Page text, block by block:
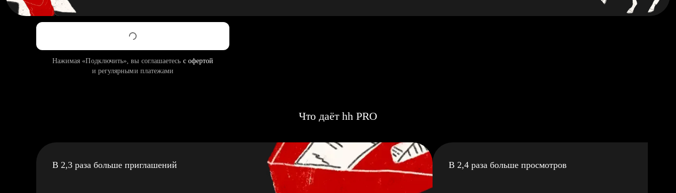
Нажимая «Подключить», вы соглашаетесь с офертой
и регулярными платежами
Что даёт hh PRO
В 2,3 раза больше приглашений В 2,4 раза больше просмотров